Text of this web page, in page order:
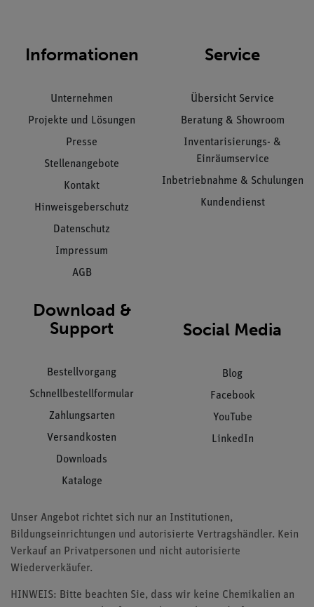
Informationen
Unternehmen
Projekte und Lösungen
Presse
Stellenangebote
Kontakt
Hinweisgeberschutz
Datenschutz
Impressum
AGB
Service
Übersicht Service
Beratung & Showroom
Inventarisierungs- &
Einräumservice
Inbetriebnahme & Schulungen
Kundendienst
Download &
Support
Bestellvorgang
Schnellbestellformular
Zahlungsarten
Versandkosten
Downloads
Kataloge
Social Media
Blog
Facebook
YouTube
LinkedIn
Unser Angebot richtet sich nur an Institutionen,
Bildungseinrichtungen und autorisierte Vertragshändler. Kein
Verkauf an Privatpersonen und nicht autorisierte
Wiederverkäufer.
HINWEIS: Bitte beachten Sie, dass wir keine Chemikalien an